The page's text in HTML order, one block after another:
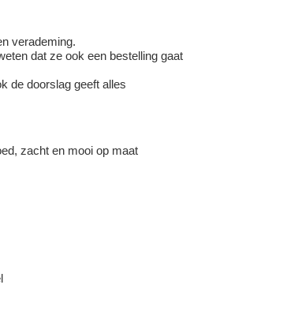
verademing.
dat ze ook een bestelling gaat
de doorslag geeft alles
zacht en mooi op maat